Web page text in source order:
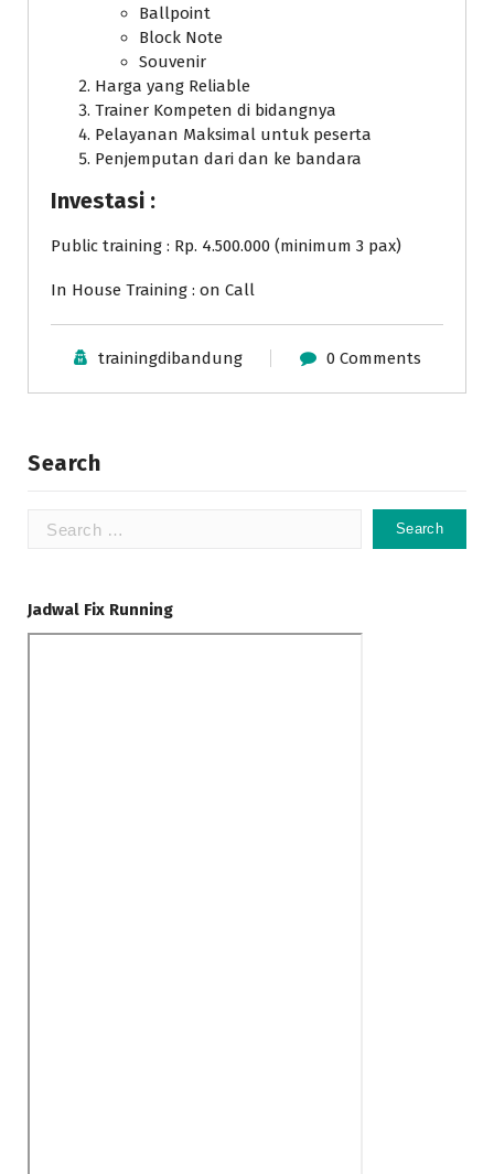
Ballpoint
Block Note
Souvenir
Harga yang Reliable
Trainer Kompeten di bidangnya
Pelayanan Maksimal untuk peserta
Penjemputan dari dan ke bandara
Investasi :
Public training : Rp. 4.500.000 (minimum 3 pax)
In House Training : on Call
trainingdibandung 0 Comments
Search
Search
Jadwal Fix Running